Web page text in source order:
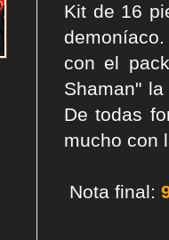
Kit de 16
con el
Shaman"
De todas
mucho con
Nota final: